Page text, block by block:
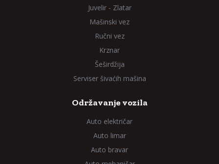
Juvelir - Zlatar
Mašinski vez
Ručni vez
Krznar
Šeširdžija
Serviser šivaćih mašina
Održavanje vozila
Auto električar
Auto limar
Auto bravar